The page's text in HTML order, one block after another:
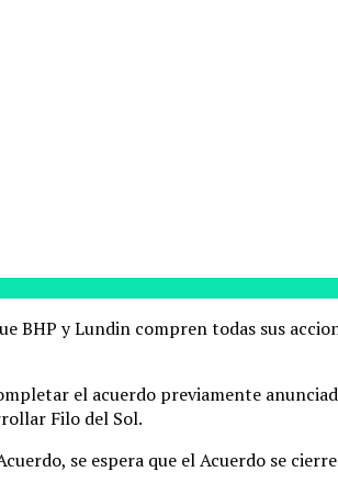
BHP y Lundin compren todas sus
el acuerdo previamente
Filo del Sol.
se espera que el Acuerdo se